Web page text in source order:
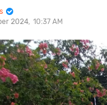
2024 10:37 AM